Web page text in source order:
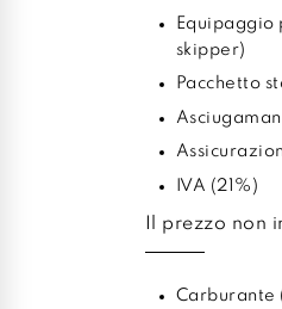
Equipaggio
skipper)
Pacchetto
IVA (21%)
Il prezzo non
Carburante